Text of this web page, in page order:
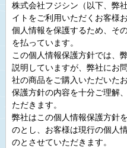
株式会社フジシン（以下、弊
イトをご利用いただくお客様
個人情報を保護するため、そ
を払っています。
この個人情報保護方針では、
説明していますが、弊社にお
社の商品をご購入いただいた
保護方針の内容を十分ご理解
ただきます。
弊社はこの個人情報保護方針
のとし、お客様は現行の個人
のとさせていただきます。